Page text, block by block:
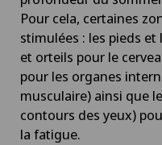
Pour cela, certaines
stimulées : les pieds
et orteils pour le
pour les organes
musculaire) ainsi que
contours des yeux)
la fatigue.